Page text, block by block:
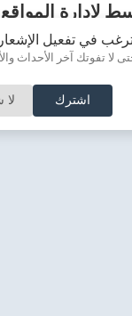
في تفعيل
لا تفوتك آخر الأحداث
اشترك لا
لإدارة المواقع
خاصة لقاء الأسبوع